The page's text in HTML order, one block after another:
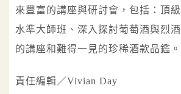
來豐富的講座與研討會，包括：頂
水準大師班、深入探討葡萄酒與烈
的講座和難得一見的珍稀酒款品鑑。
責任編輯／Vivian Day